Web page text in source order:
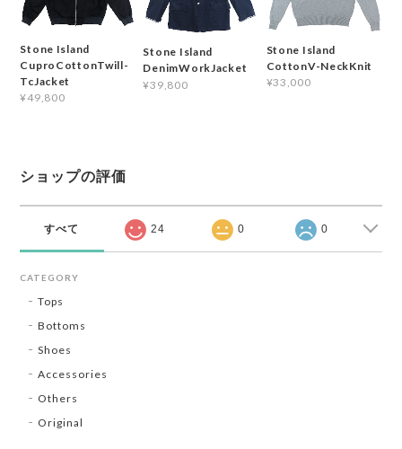
Stone Island
CuproCottonTwill-
TcJacket
¥49,800
Stone Island
DenimWorkJacket
¥39,800
Stone Island
CottonV-NeckKnit
¥33,000
ショップの評価
すべて 24 0 0
CATEGORY
Tops
Bottoms
Shoes
Accessories
Others
Original